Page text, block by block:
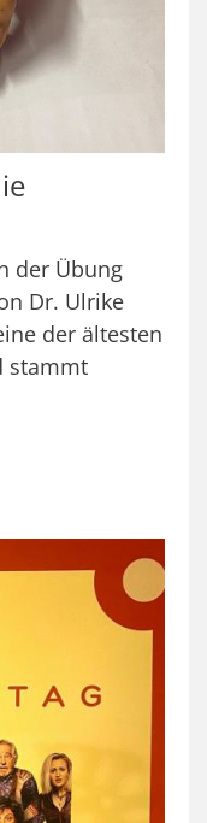
der Übung
Dr. Ulrike
der ältesten
stammt